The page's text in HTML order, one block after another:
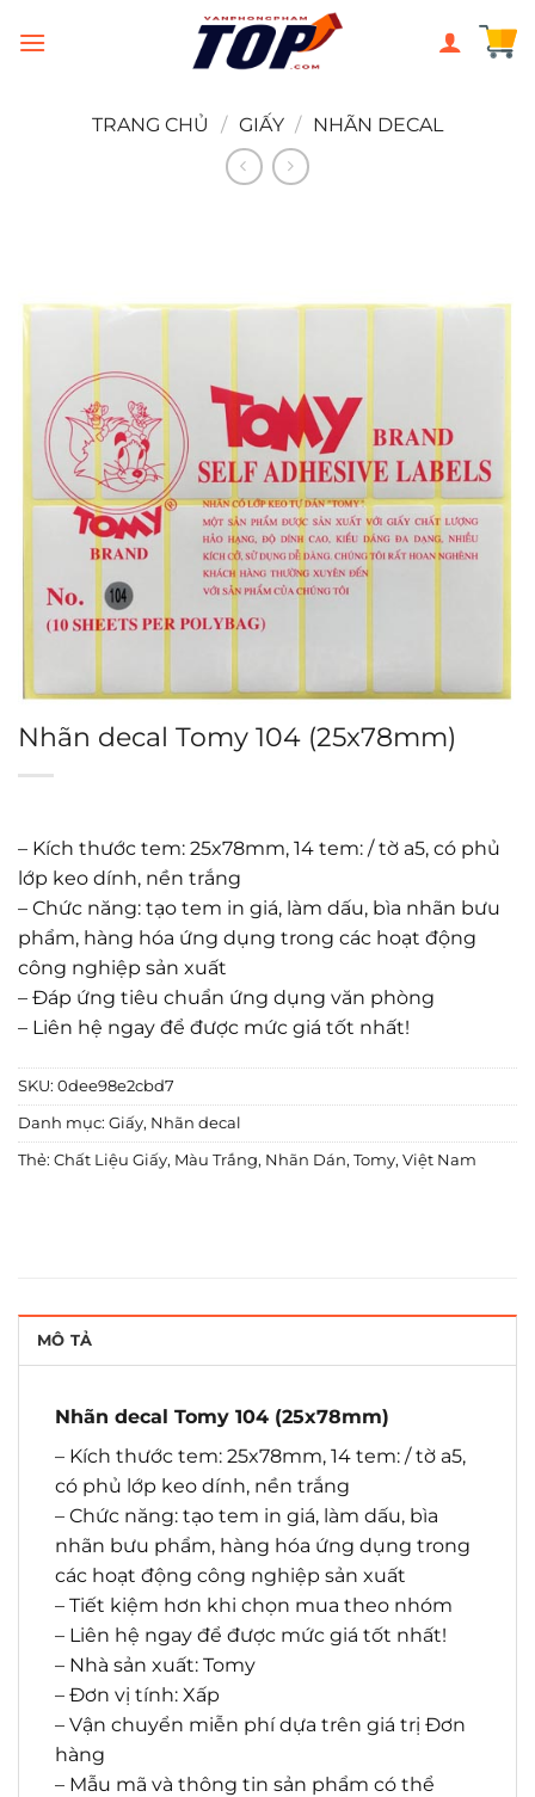
đến
TRANG CHỦ
/ GIẤY / NHÃN DECAL
Nhãn decal Tomy 104 (25x78mm)
– Kích thước tem: 25x78mm, 14 tem: / tờ a5, có phủ
lớp keo dính, nền trắng
– Chức năng: tạo tem in giá, làm dấu, bìa nhãn bưu
phẩm, hàng hóa ứng dụng trong các hoạt động
công nghiệp sản xuất
– Đáp ứng tiêu chuẩn ứng dụng văn phòng
– Liên hệ ngay để được mức giá tốt nhất!
SKU: 0dee98e2cbd7
Danh mục: Giấy, Nhãn decal
Thẻ: Chất Liệu Giấy, Màu Trắng, Nhãn Dán, Tomy, Việt Nam
MÔ TẢ
Nhãn decal Tomy 104 (25x78mm)
– Kích thước tem: 25x78mm, 14 tem: / tờ a5,
có phủ lớp keo dính, nền trắng
– Chức năng: tạo tem in giá, làm dấu, bìa
nhãn bưu phẩm, hàng hóa ứng dụng trong
các hoạt động công nghiệp sản xuất
– Tiết kiệm hơn khi chọn mua theo nhóm
– Liên hệ ngay để được mức giá tốt nhất!
– Nhà sản xuất: Tomy
– Đơn vị tính: Xấp
– Vận chuyển miễn phí dựa trên giá trị Đơn
hàng
– Mẫu mã và thông tin sản phẩm có thể